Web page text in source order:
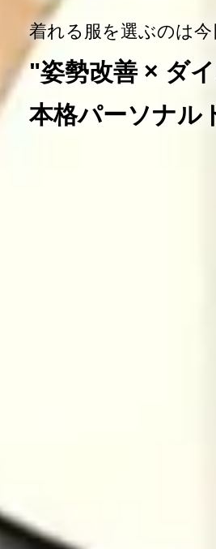
着れる服を選ぶのは今
"姿勢改善 × ダ
本格パーソナル